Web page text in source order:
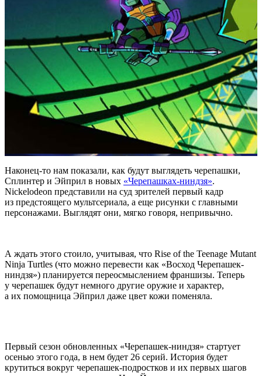
Наконец-то нам показали, как будут выглядеть черепашки,
Сплинтер и Эйприл в новых «Черепашках-ниндзя».
Nickelodeon представили на суд зрителей первый кадр
из предстоящего мультсериала, а еще рисунки с главными
персонажами. Выглядят они, мягко говоря, непривычно.
А ждать этого стоило, учитывая, что Rise of the Teenage Mutant
Ninja Turtles (что можно перевести как «Восход Черепашек-
ниндзя») планируется переосмыслением франшизы. Теперь
у черепашек будут немного другие оружие и характер,
а их помощница Эйприл даже цвет кожи поменяла.
Первый сезон обновленных «Черепашек-ниндзя» стартует
осенью этого года, в нем будет 26 серий. История будет
крутиться вокруг черепашек-подростков и их первых шагов